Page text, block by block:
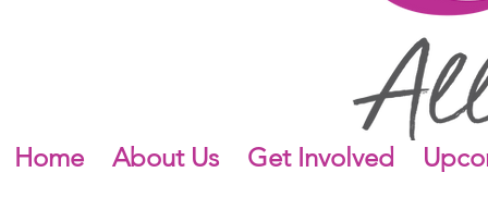
Home About Us Get Involved